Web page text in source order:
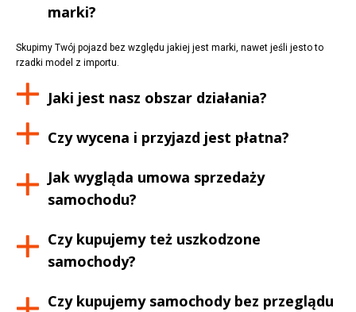
marki?
Skupimy Twój pojazd bez względu jakiej jest marki, nawet jeśli jesto to
rzadki model z importu.
Jaki jest nasz obszar działania?
Czy wycena i przyjazd jest płatna?
Jak wygląda umowa sprzedaży
samochodu?
Czy kupujemy też uszkodzone
samochody?
Czy kupujemy samochody bez przeglądu